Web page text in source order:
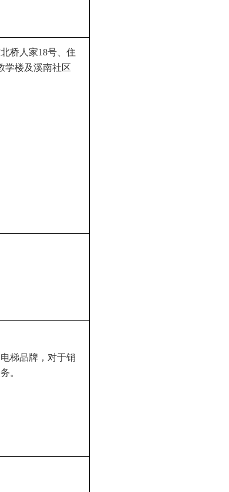
桥人家18号、住
学楼及溪南社区
梯品牌，对于销
。